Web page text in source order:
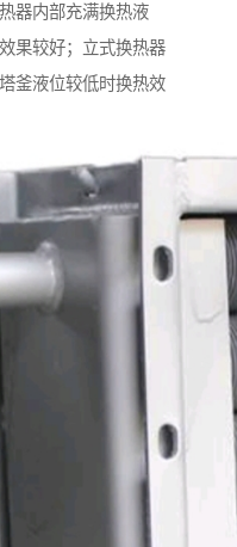
器内部充满换热液
果较好；立式换热器
釜液位较低时换热效